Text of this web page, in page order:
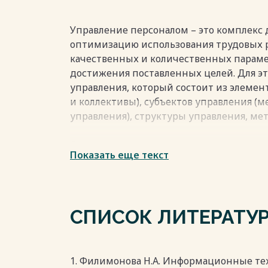
Объектом исследования в данном
в области управления персоналом,
занимающими лидирующие позиции на
Предметом исследования является
обеспечения, включая его стоимость,
другими системами, адаптацию к
Управление персоналом – это
оптимизацию использования трудовых
качественных и количественных
достижения поставленных целей. Для
управления, который состоит из
и коллективы), субъектов управления
управления), структуры управления,
занимающиеся непосредственно
деятельность зависит от внешней
Показать еще текст
СПИСОК
1. Филимонова Н.А. Информационные